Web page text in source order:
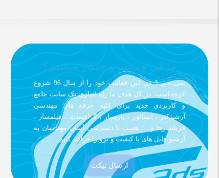
ما کی هستیم و چیکار میکنیم؟
سی جی 3 دی اس فعالیت خود را از سال 96 شروع
کرده است. در کل هدف ما راه اندازی یک سایت جامع
و کاربردی جدید برای کلیه حرفه های مهندسی
آرشیتکتر ، انیماتور ، بازیساز ، گرافیست ، فیلمساز ،
فریلنسرها و … هست تا دسترسی آسان مهندسان به
آرشیو فایل های با کیفیت و پرو را فراهم کنیم.
ارسال تیکت